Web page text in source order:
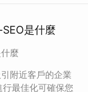
是什麼
麼
附近客戶的企業
最佳化可確保您